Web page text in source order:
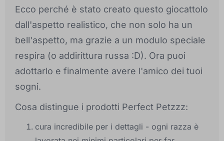
Ecco perché è stato creato questo giocattolo
dall'aspetto realistico, che non solo ha un
bell'aspetto, ma grazie a un modulo speciale
respira (o addirittura russa :D). Ora puoi
adottarlo e finalmente avere l'amico dei tuoi
sogni.
Cosa distingue i prodotti Perfect Petzzz:
cura incredibile per i dettagli - ogni razza è